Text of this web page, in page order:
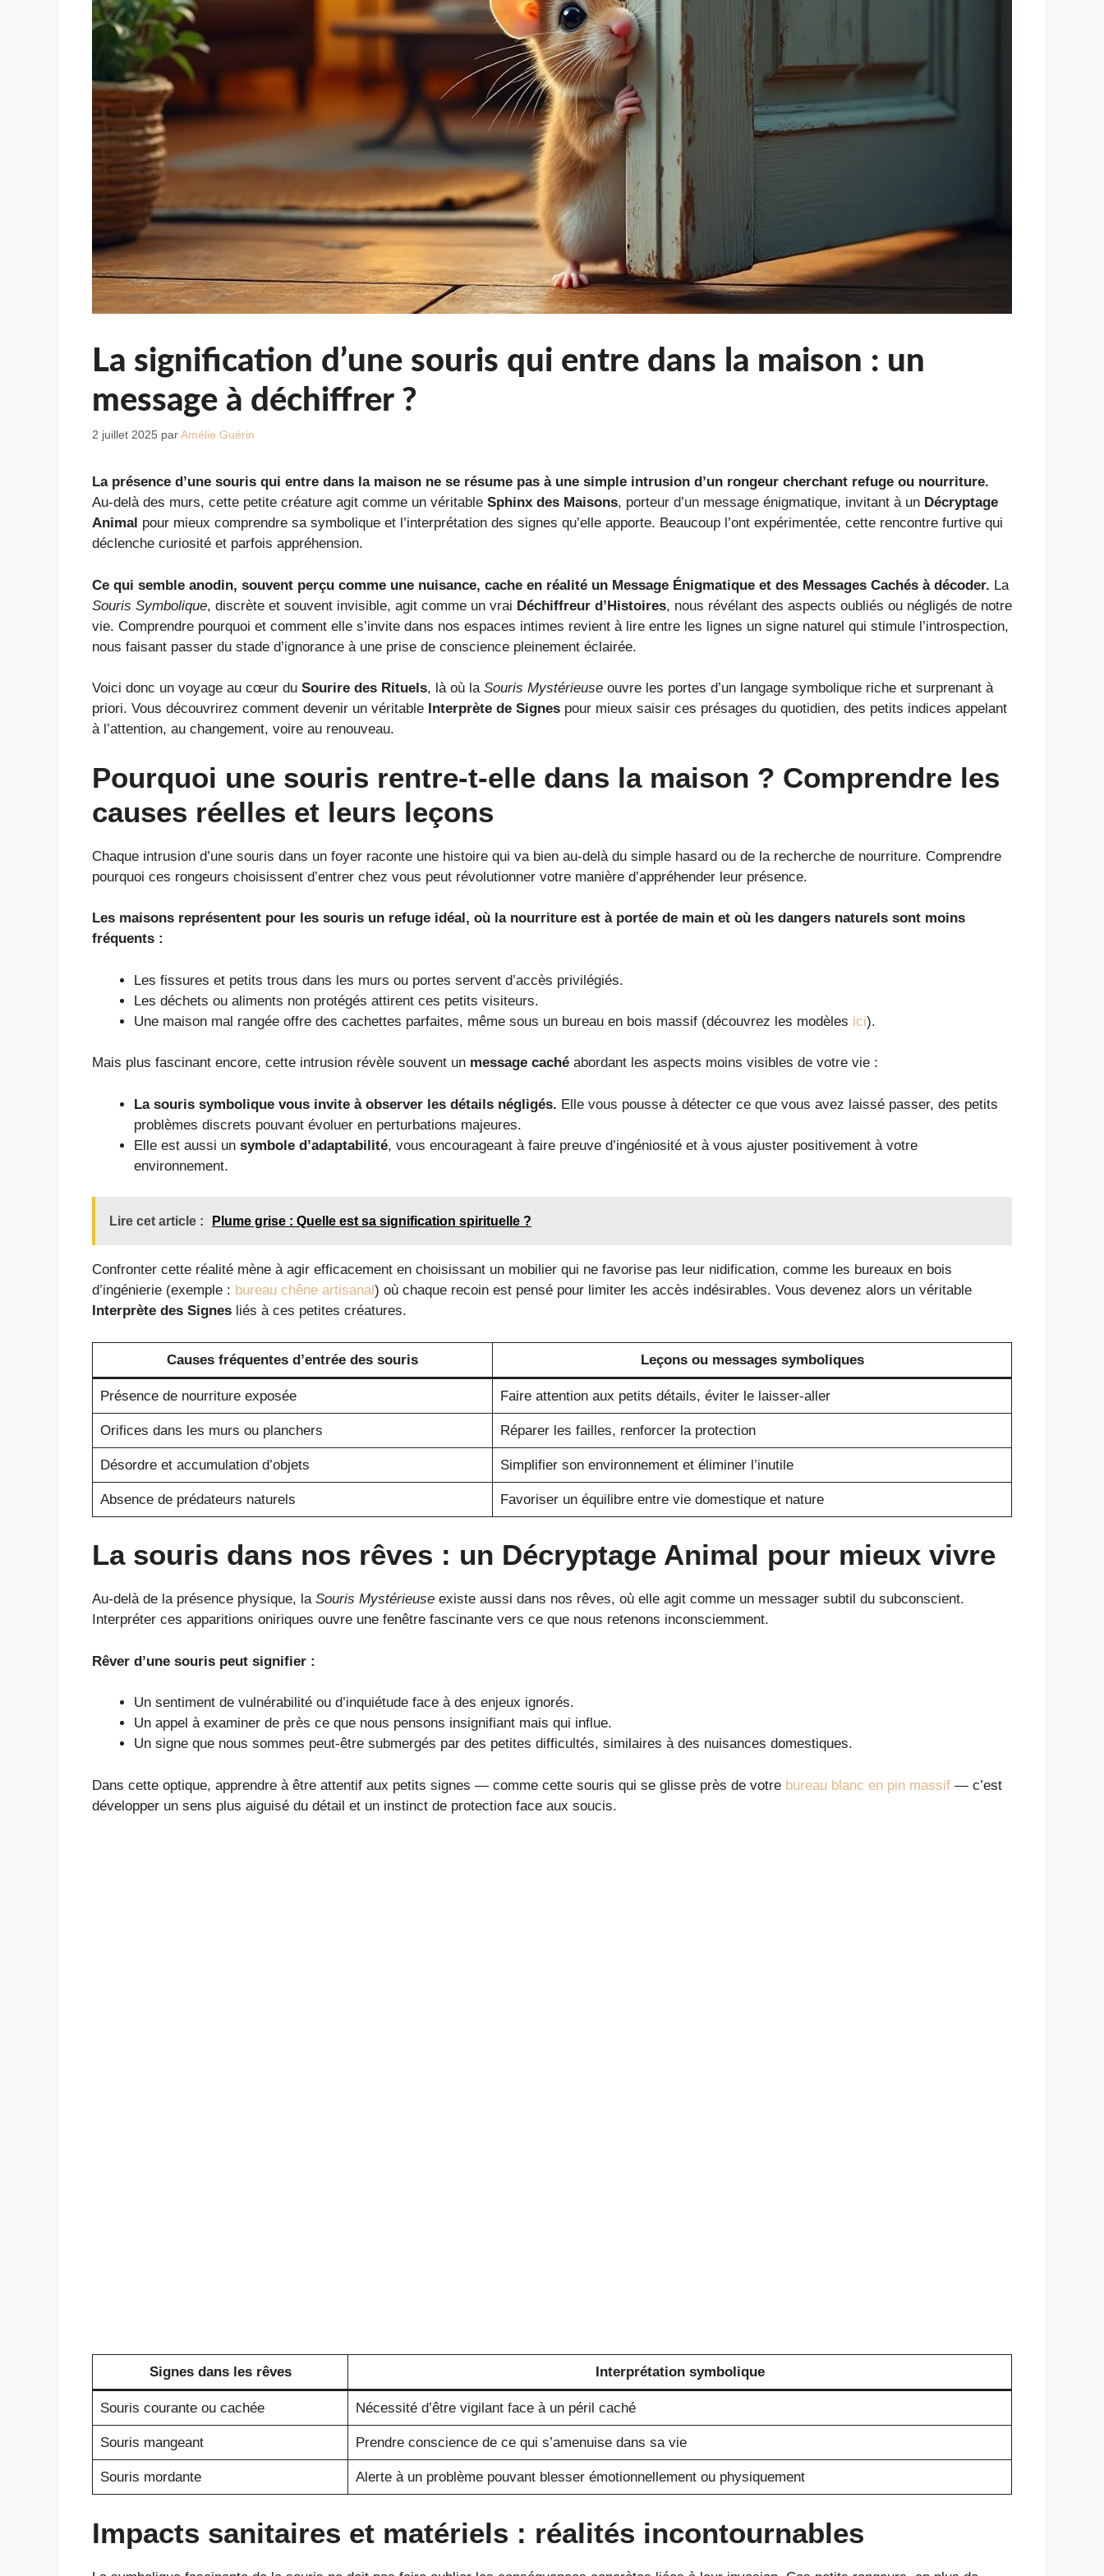
La signification d’une souris qui entre dans la maison : un
message à déchiffrer ?
2 juillet 2025 parAmélie Guérin
La présence d’une souris qui entre dans la maison ne se résume pas à une simple intrusion d’un rongeur cherchant refuge ou nourriture.
Au-delà des murs, cette petite créature agit comme un véritable Sphinx des Maisons, porteur d’un message énigmatique, invitant à un Décryptage
Animal pour mieux comprendre sa symbolique et l’interprétation des signes qu’elle apporte. Beaucoup l’ont expérimentée, cette rencontre furtive qui
déclenche curiosité et parfois appréhension.
Ce qui semble anodin, souvent perçu comme une nuisance, cache en réalité un Message Énigmatique et des Messages Cachés à décoder. La
Souris Symbolique, discrète et souvent invisible, agit comme un vrai Déchiffreur d’Histoires, nous révélant des aspects oubliés ou négligés de notre
vie. Comprendre pourquoi et comment elle s’invite dans nos espaces intimes revient à lire entre les lignes un signe naturel qui stimule l’introspection,
nous faisant passer du stade d’ignorance à une prise de conscience pleinement éclairée.
Voici donc un voyage au cœur du Sourire des Rituels, là où la Souris Mystérieuse ouvre les portes d’un langage symbolique riche et surprenant à
priori. Vous découvrirez comment devenir un véritable Interprète de Signes pour mieux saisir ces présages du quotidien, des petits indices appelant
à l’attention, au changement, voire au renouveau.
Pourquoi une souris rentre-t-elle dans la maison ? Comprendre les
causes réelles et leurs leçons
Chaque intrusion d’une souris dans un foyer raconte une histoire qui va bien au-delà du simple hasard ou de la recherche de nourriture. Comprendre
pourquoi ces rongeurs choisissent d’entrer chez vous peut révolutionner votre manière d’appréhender leur présence.
Les maisons représentent pour les souris un refuge idéal, où la nourriture est à portée de main et où les dangers naturels sont moins
fréquents :
Les fissures et petits trous dans les murs ou portes servent d’accès privilégiés.
Les déchets ou aliments non protégés attirent ces petits visiteurs.
Une maison mal rangée offre des cachettes parfaites, même sous un bureau en bois massif (découvrez les modèles ici).
Mais plus fascinant encore, cette intrusion révèle souvent un message caché abordant les aspects moins visibles de votre vie :
La souris symbolique vous invite à observer les détails négligés. Elle vous pousse à détecter ce que vous avez laissé passer, des petits
problèmes discrets pouvant évoluer en perturbations majeures.
Elle est aussi un symbole d’adaptabilité, vous encourageant à faire preuve d’ingéniosité et à vous ajuster positivement à votre
environnement.
Lire cet article : Plume grise : Quelle est sa signification spirituelle ?
Confronter cette réalité mène à agir efficacement en choisissant un mobilier qui ne favorise pas leur nidification, comme les bureaux en bois
d’ingénierie (exemple : bureau chêne artisanal) où chaque recoin est pensé pour limiter les accès indésirables. Vous devenez alors un véritable
Interprète des Signes liés à ces petites créatures.
Causes fréquentes d’entrée des souris Leçons ou messages symboliques
Présence de nourriture exposée Faire attention aux petits détails, éviter le laisser-aller
Orifices dans les murs ou planchers Réparer les failles, renforcer la protection
Désordre et accumulation d’objets Simplifier son environnement et éliminer l’inutile
Absence de prédateurs naturels Favoriser un équilibre entre vie domestique et nature
La souris dans nos rêves : un Décryptage Animal pour mieux vivre
Au-delà de la présence physique, la Souris Mystérieuse existe aussi dans nos rêves, où elle agit comme un messager subtil du subconscient.
Interpréter ces apparitions oniriques ouvre une fenêtre fascinante vers ce que nous retenons inconsciemment.
Rêver d’une souris peut signifier :
Un sentiment de vulnérabilité ou d’inquiétude face à des enjeux ignorés.
Un appel à examiner de près ce que nous pensons insignifiant mais qui influe.
Un signe que nous sommes peut-être submergés par des petites difficultés, similaires à des nuisances domestiques.
Dans cette optique, apprendre à être attentif aux petits signes — comme cette souris qui se glisse près de votre bureau blanc en pin massif — c’est
développer un sens plus aiguisé du détail et un instinct de protection face aux soucis.
Signes dans les rêves Interprétation symbolique
Souris courante ou cachée Nécessité d’être vigilant face à un péril caché
Souris mangeant Prendre conscience de ce qui s’amenuise dans sa vie
Souris mordante Alerte à un problème pouvant blesser émotionnellement ou physiquement
Impacts sanitaires et matériels : réalités incontournables